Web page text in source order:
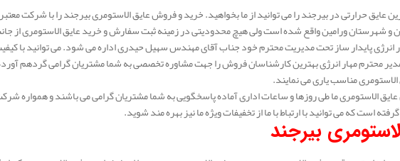
عایق حرارتی در بیرجند را می توانید از ما بخواهید. خرید و فروش عایق الاستومری بیرجند را با شرکت
و شهرستان ورامین واقع شده است ولی هیچ محدودیتی در زمینه ثبت سفارش و خرید عایق الاستومری از
پایدار ساز تحت مدیریت محترم خود جناب آقای مهندس سهیل حیدری اداره می شود. می توانید با
محترم مهار انرژی بهترین کارشناسان فروش را جهت مشاوره تخصصی به شما مشتریان گرامی گردهم
مناسب یاری می نمایند.
الاستومری ما طی روزها و ساعات اداری آماده پاسخگویی به شما مشتریان گرامی می باشند و همواره
است که می توانید با ارتباط با ما از تخفیفات ویژه ما نیز بهره مند شوید.
بیرجند